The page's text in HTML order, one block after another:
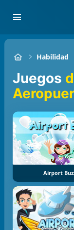
Habilidad
Juegos
Airport